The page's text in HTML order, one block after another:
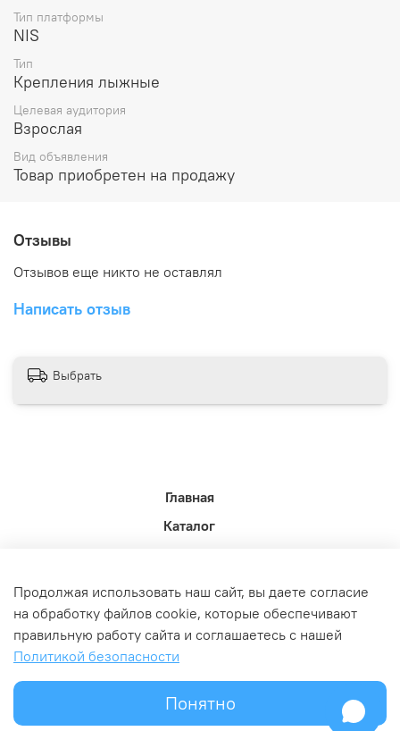
Тип платформы
NIS
Тип
Крепления лыжные
Целевая аудитория
Взрослая
Вид объявления
Товар приобретен на продажу
Отзывы
Отзывов еще никто не оставлял
Написать отзыв
Выбрать
Главная
Каталог
Доставка
Политика возврата
Связь с администрацией
Оферта и политика конфедициальности
Продолжая использовать наш сайт, вы даете согласие
на обработку файлов cookie, которые обеспечивают
правильную работу сайта и соглашаетесь с нашей
Политикой безопасности
Понятно